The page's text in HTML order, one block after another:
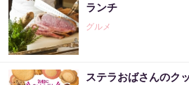
ランチ
グルメ
ステラおばさんのク